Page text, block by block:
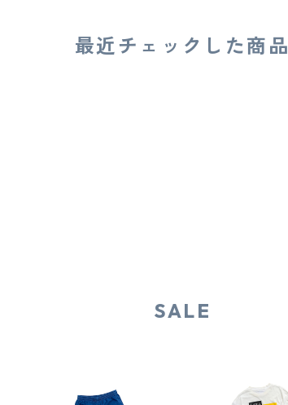
最近チェックした商品
SALE